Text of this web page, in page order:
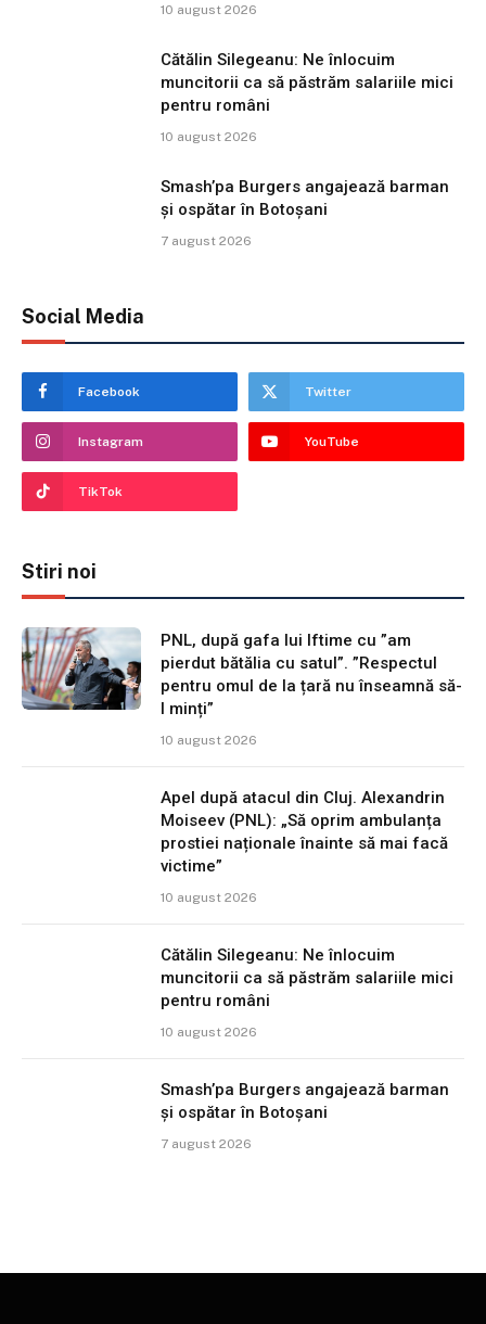
10 august 2026
Cătălin Silegeanu: Ne înlocuim
muncitorii ca să păstrăm salariile mici
pentru români
10 august 2026
Smash’pa Burgers angajează barman
și ospătar în Botoșani
7 august 2026
Social Media
Facebook Twitter
Instagram YouTube
TikTok
Stiri noi
PNL, după gafa lui Iftime cu ”am
pierdut bătălia cu satul”. ”Respectul
pentru omul de la țară nu înseamnă să-
l minți”
10 august 2026
Apel după atacul din Cluj. Alexandrin
Moiseev (PNL): „Să oprim ambulanța
prostiei naționale înainte să mai facă
victime”
10 august 2026
Cătălin Silegeanu: Ne înlocuim
muncitorii ca să păstrăm salariile mici
pentru români
10 august 2026
Smash’pa Burgers angajează barman
și ospătar în Botoșani
7 august 2026